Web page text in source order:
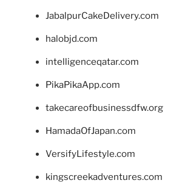
JabalpurCakeDelivery.com
halobjd.com
intelligenceqatar.com
PikaPikaApp.com
takecareofbusinessdfw.org
HamadaOfJapan.com
VersifyLifestyle.com
kingscreekadventures.com